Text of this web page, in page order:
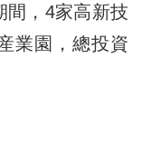
，4家高新技
業園，總投資